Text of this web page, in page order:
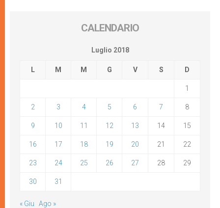
CALENDARIO
Luglio 2018
L M M G V S D
1
2 3 4 5 6 7 8
9 10 11 12 13 14 15
16 17 18 19 20 21 22
23 24 25 26 27 28 29
30 31
« Giu Ago »